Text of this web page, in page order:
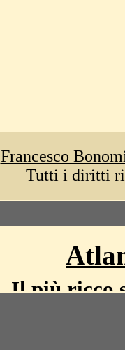
Francesco
Tutti i diritti
Il più ricco